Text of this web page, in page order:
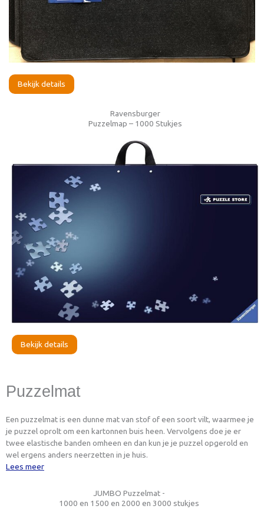
Bekijk details
Ravensburger
Puzzelmap – 1000 Stukjes
Bekijk details
Puzzelmat
Een puzzelmat is een dunne mat van stof of een soort vilt, waarmee je
je puzzel oprolt om een kartonnen buis heen. Vervolgens doe je er
twee elastische banden omheen en dan kun je je puzzel opgerold en
wel ergens anders neerzetten in je huis.
Lees meer
JUMBO Puzzelmat -
1000 en 1500 en 2000 en 3000 stukjes